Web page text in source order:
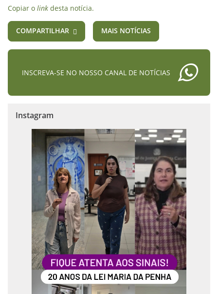
Copiar o link desta notícia.
COMPARTILHAR MAIS NOTÍCIAS
INSCREVA-SE NO NOSSO CANAL DE NOTÍCIAS
Instagram